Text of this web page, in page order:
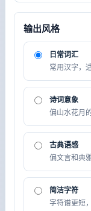
输出风格
日常词汇
常用汉字，
诗词意象
偏山水花月
古典语感
偏文言和典
简洁字符
字符谱更短